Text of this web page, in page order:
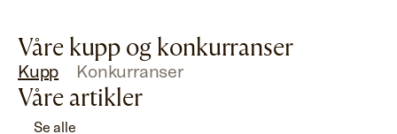
Våre kupp og konkurranser
Kupp Konkurranser
Våre artikler
Se alle